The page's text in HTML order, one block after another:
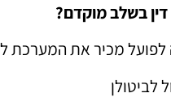
בשלב מוקדם?
לפועל מכיר את המערכת
לביטולן